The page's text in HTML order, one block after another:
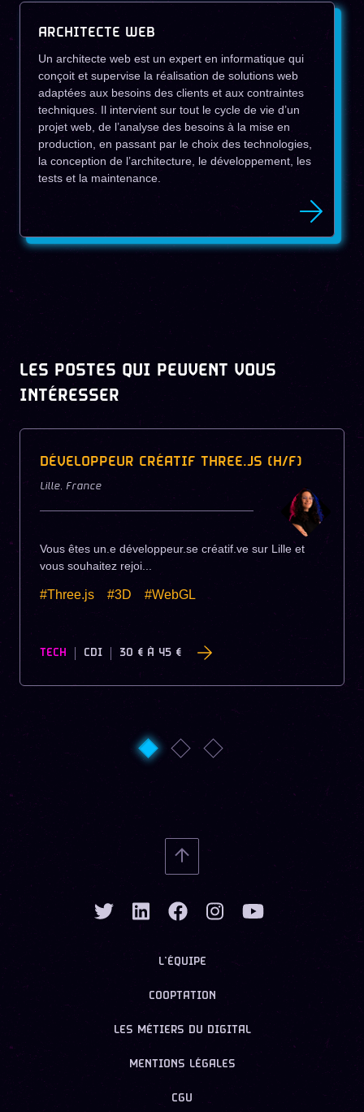
ARCHITECTE WEB
Un architecte web est un expert en informatique qui
conçoit et supervise la réalisation de solutions web
adaptées aux besoins des clients et aux contraintes
techniques. Il intervient sur tout le cycle de vie d’un
projet web, de l’analyse des besoins à la mise en
production, en passant par le choix des technologies,
la conception de l’architecture, le développement, les
tests et la maintenance.
LES POSTES QUI PEUVENT VOUS
INTÉRESSER
DÉVELOPPEUR CRÉATIF THREE.JS (H/F)
Lille, France
Vous êtes un.e développeur.se créatif.ve sur Lille et
vous souhaitez rejoi...
#Three.js #3D #WebGL
TECH CDI 30 € À 45 €
L’ÉQUIPE
COOPTATION
LES MÉTIERS DU DIGITAL
MENTIONS LÉGALES
CGU